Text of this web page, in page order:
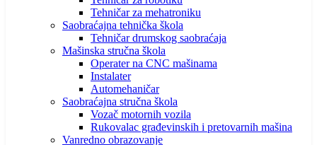
Tehničar za mehatroniku
Saobraćajna tehnička škola
Tehničar drumskog saobraćaja
Mašinska stručna škola
Operater na CNC mašinama
Instalater
Automehaničar
Saobraćajna stručna škola
Vozač motornih vozila
Rukovalac građevinskih i pretovarnih mašina
Vanredno obrazovanje